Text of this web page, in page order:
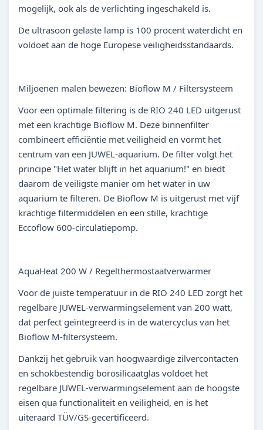
mogelijk, ook als de verlichting ingeschakeld is.
De ultrasoon gelaste lamp is 100 procent waterdicht en
voldoet aan de hoge Europese veiligheidsstandaards.
Miljoenen malen bewezen: Bioflow M / Filtersysteem
Voor een optimale filtering is de RIO 240 LED uitgerust
met een krachtige Bioflow M. Deze binnenfilter
combineert efficiëntie met veiligheid en vormt het
centrum van een JUWEL-aquarium. De filter volgt het
principe "Het water blijft in het aquarium!" en biedt
daarom de veiligste manier om het water in uw ​​
aquarium te filteren. De Bioflow M is uitgerust met vijf
krachtige filtermiddelen en een stille, krachtige
Eccoflow 600-circulatiepomp.
AquaHeat 200 W / Regelthermostaatverwarmer
Voor de juiste temperatuur in de RIO 240 LED zorgt het
regelbare JUWEL-verwarmingselement van 200 watt,
dat perfect geïntegreerd is in de watercyclus van het
Bioflow M-filtersysteem.
Dankzij het gebruik van hoogwaardige zilvercontacten
en schokbestendig borosilicaatglas voldoet het
regelbare JUWEL-verwarmingselement aan de hoogste
eisen qua functionaliteit en veiligheid, en is het
uiteraard TÜV/GS-gecertificeerd.